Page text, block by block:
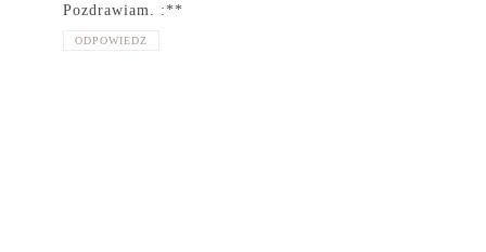
Pozdrawiam. :**
ODPOWIEDZ